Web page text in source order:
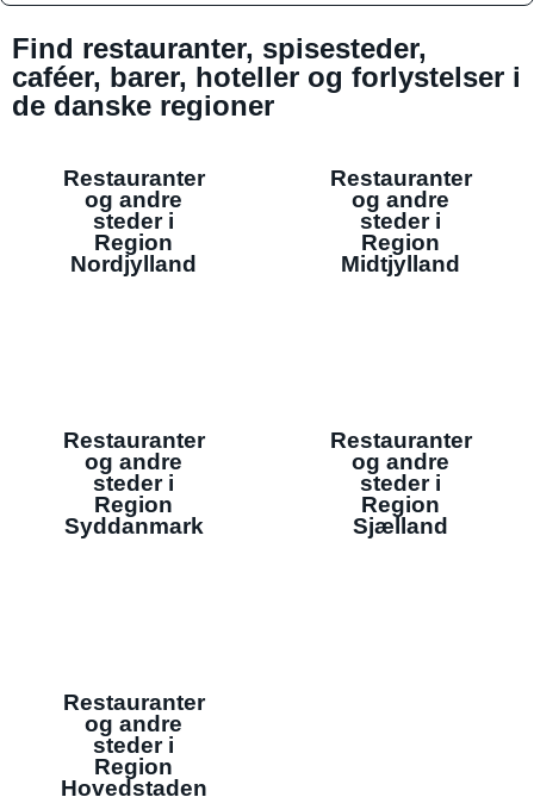
Find restauranter, spisesteder,
caféer, barer, hoteller og forlystelser i
de danske regioner
Restauranter
og andre
steder i
Region
Nordjylland
Restauranter
og andre
steder i
Region
Midtjylland
Restauranter
og andre
steder i
Region
Syddanmark
Restauranter
og andre
steder i
Region
Sjælland
Restauranter
og andre
steder i
Region
Hovedstaden